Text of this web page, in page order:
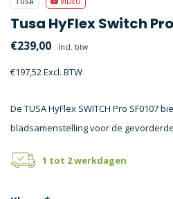
Tusa HyFlex Switch
€239,00 Incl. btw
€197,52 Excl. BTW
De TUSA HyFlex SWITCH Pro SF0107
bladsamenstelling voor de
1 tot 2 werkdagen